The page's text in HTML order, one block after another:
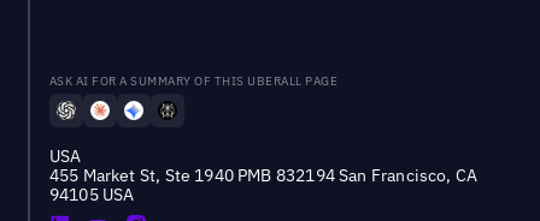
ASK AI FOR A SUMMARY OF THIS UBERALL PAGE
USA
455 Market St, Ste 1940 PMB 832194 San Francisco, CA
94105 USA